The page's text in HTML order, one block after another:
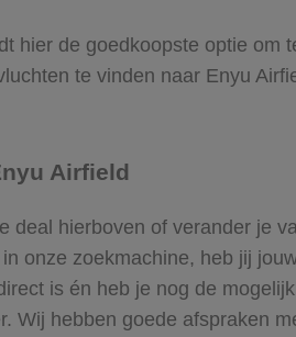
hier de goedkoopste optie om
te vinden naar Enyu
Airfield
deal hierboven of verander je
onze zoekmachine, heb jij
is én heb je nog de
Wij hebben goede afspraken